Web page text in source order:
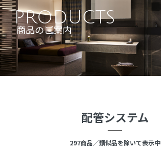
PRODUCTS
商品のご案内
配管システム
297商品／類似品を除いて表示中